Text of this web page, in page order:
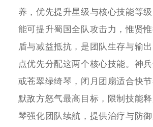
养，优先提升星级与核心技能等
能可提升蜀国全队攻击力，惟贤
盾与减益抵抗，是团队生存与输
点优先分配这两个核心技能。神
或苍翠绿绮琴，闭月团扇适合快
默敌方怒气最高目标，限制技能
琴强化团队续航，提供治疗与防